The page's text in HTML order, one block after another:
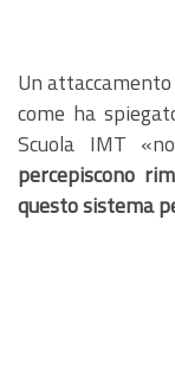
Un
come ha
Scuola IMT
percepiscono
questo sistema